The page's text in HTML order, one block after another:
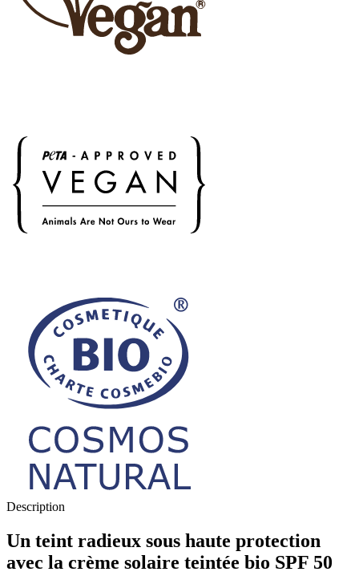
Description
Un teint radieux sous haute protection
avec la crème solaire teintée bio SPF 50